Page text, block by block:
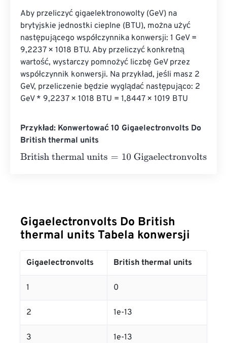
Aby przeliczyć gigaelektronowolty (GeV) na
brytyjskie jednostki cieplne (BTU), można użyć
następującego współczynnika konwersji: 1 GeV =
9,2237 × 1018 BTU. Aby przeliczyć konkretną
wartość, wystarczy pomnożyć liczbę GeV przez
współczynnik konwersji. Na przykład, jeśli masz 2
GeV, przeliczenie będzie wyglądać następująco: 2
GeV * 9,2237 × 1018 BTU = 1,8447 × 1019 BTU
Przykład: Konwertować 10 Gigaelectronvolts Do
British thermal units
British thermal units=10 Gigaelectronvolts×
Gigaelectronvolts Do British
thermal units Tabela konwersji
Gigaelectronvolts British thermal units
1 0
2 1e-13
3 1e-13